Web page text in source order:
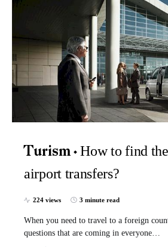
Turism
How to find
airport transfers?
224 views 3 minute read
When you need to travel to a foreign
questions that are coming in everyone…